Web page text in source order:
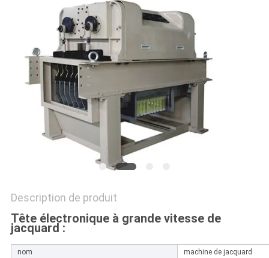
CONTACTER
NOUVELLES
DEMANDEZ
UN DEVIS
PRIVACY
POLICY
Description de produit
Tête électronique à grande vitesse de
jacquard :
nom machine de jacquard